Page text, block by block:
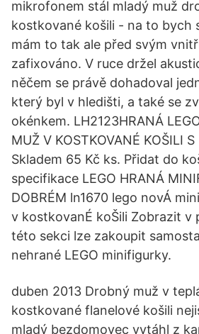
mikrofonem stál mladý muž
kostkované košili - na to bych
mám to tak ale před svým
zafixováno. V ruce držel
něčem se právě dohadoval
který byl v hledišti, a také se
okénkem. LH2123HRANÁ
MUŽ V KOSTKOVANÉ KOŠILI S
Skladem 65 Kč ks. Přidat do
specifikace LEGO HRANÁ
DOBRÉM ln1670 lego novÁ
v kostkovanÉ koŠili Zobrazit v
této sekci lze zakoupit
nehrané LEGO minifigurky.
duben 2013 Drobný muž v
kostkované flanelové košili
mladý bezdomovec vytáhl z